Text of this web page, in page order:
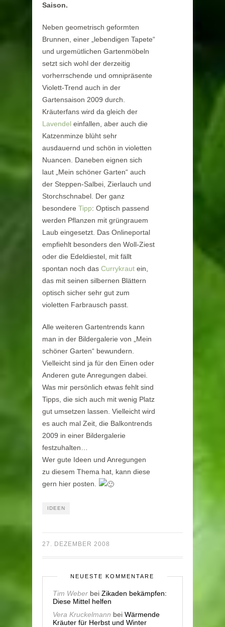
Saison.
Neben geometrisch geformten
Brunnen, einer „lebendigen Tapete“
und urgemütlichen Gartenmöbeln
setzt sich wohl der derzeitig
vorherrschende und omnipräsente
Violett-Trend auch in der
Gartensaison 2009 durch.
Kräuterfans wird da gleich der
Lavendel einfallen, aber auch die
Katzenminze blüht sehr
ausdauernd und schön in violetten
Nuancen. Daneben eignen sich
laut „Mein schöner Garten“ auch
der Steppen-Salbei, Zierlauch und
Storchschnabel. Der ganz
besondere Tipp: Optisch passend
werden Pflanzen mit grüngrauem
Laub eingesetzt. Das Onlineportal
empfiehlt besonders den Woll-Ziest
oder die Edeldiestel, mit fällt
spontan noch das Currykraut ein,
das mit seinen silbernen Blättern
optisch sicher sehr gut zum
violetten Farbrausch passt.
Alle weiteren Gartentrends kann
man in der Bildergalerie von „Mein
schöner Garten“ bewundern.
Vielleicht sind ja für den Einen oder
Anderen gute Anregungen dabei.
Was mir persönlich etwas fehlt sind
Tipps, die sich auch mit wenig Platz
gut umsetzen lassen. Vielleicht wird
es auch mal Zeit, die Balkontrends
2009 in einer Bildergalerie
festzuhalten…
Wer gute Ideen und Anregungen
zu diesem Thema hat, kann diese
gern hier posten.
IDEEN
27. DEZEMBER 2008
NEUESTE KOMMENTARE
Tim Weber bei Zikaden bekämpfen:
Diese Mittel helfen
Vera Kruckelmann bei Wärmende
Kräuter für Herbst und Winter